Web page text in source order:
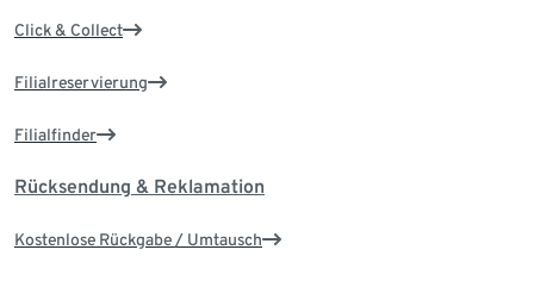
Click & Collect
Filialreservierung
Filialfinder
Rücksendung & Reklamation
Kostenlose Rückgabe / Umtausch